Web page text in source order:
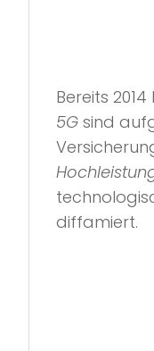
Bereits
5G sind
diffamiert.